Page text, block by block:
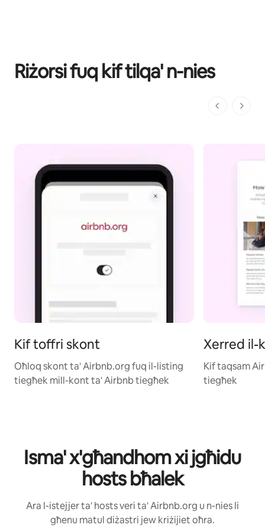
Riżorsi fuq kif tilqa' n-nies
1 minn 1
Kif toffri skont
Oħloq skont ta' Airbnb.org fuq il-listing
tiegħek mill-kont ta' Airbnb tiegħek
Xerred il-
Kif taqsam
tiegħek
Isma' x'għandhom xi jgħidu
hosts bħalek
Ara l-istejjer ta' hosts veri ta' Airbnb.org u n-nies li
għenu matul diżastri jew kriżijiet oħra.